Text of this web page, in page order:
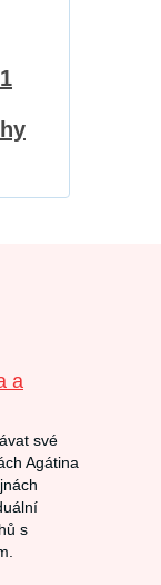
a
své
Agátina
s